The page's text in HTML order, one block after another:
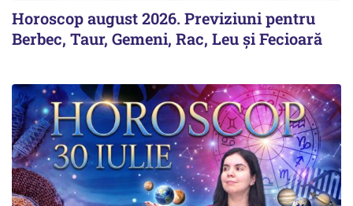
Horoscop august 2026. Previziuni pentru
Berbec, Taur, Gemeni, Rac, Leu și Fecioară